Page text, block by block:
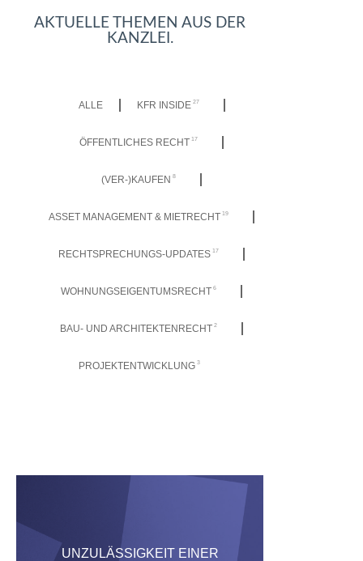
AKTUELLE THEMEN AUS DER
KANZLEI.
ALLE KFR INSIDE 27
ÖFFENTLICHES RECHT 17
(VER-)KAUFEN 8
ASSET MANAGEMENT & MIETRECHT 19
RECHTSPRECHUNGS-UPDATES 17
WOHNUNGSEIGENTUMSRECHT 6
BAU- UND ARCHITEKTENRECHT 2
PROJEKTENTWICKLUNG 3
UNZULÄSSIGKEIT EINER